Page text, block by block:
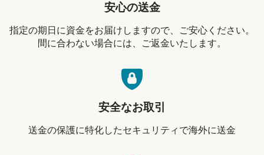
安心の送金
指定の期日に資金をお届けしますので、ご安心ください。
間に合わない場合には、ご返金いたします。
安全なお取引
送金の保護に特化したセキュリティで海外に送金